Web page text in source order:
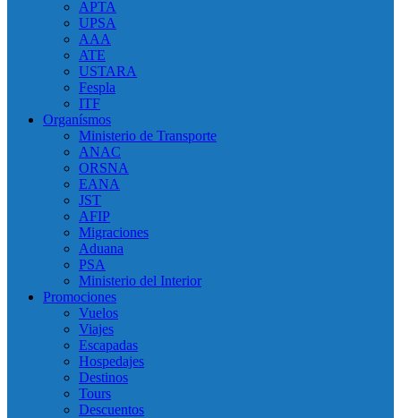
APTA
UPSA
AAA
ATE
USTARA
Fespla
ITF
Organísmos
Ministerio de Transporte
ANAC
ORSNA
EANA
JST
AFIP
Migraciones
Aduana
PSA
Ministerio del Interior
Promociones
Vuelos
Viajes
Escapadas
Hospedajes
Destinos
Tours
Descuentos